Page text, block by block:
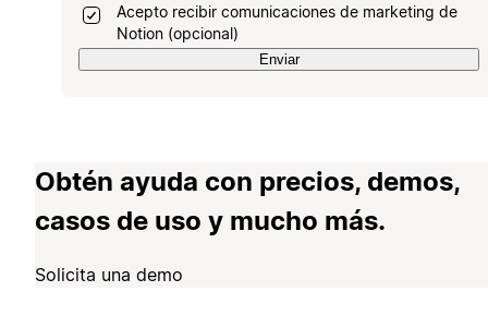
Acepto recibir comunicaciones de marketing de
Notion (opcional)
Enviar
Obtén ayuda con precios, demos,
casos de uso y mucho más.
Solicita una demo